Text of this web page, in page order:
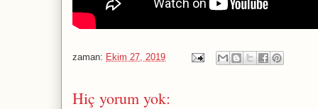
zaman: Ekim 27, 2019
Hiç yorum yok: